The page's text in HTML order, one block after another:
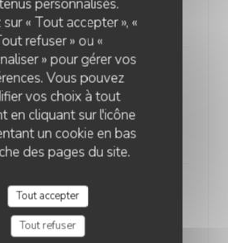
personnalisés.
« Tout accepter », «
refuser » ou «
» pour gérer vos
Vous pouvez
vos choix à tout
en cliquant sur l'icône
un cookie en bas
des pages du site.
Tout accepter
Tout refuser
toastée maison
Plat
boeuf française (300 grs environ),
relevée (poivre vert & poivre
cognac), frites fraîches maison
Dessert
ou au choix dans la carte des
pour le champagne gourmand)